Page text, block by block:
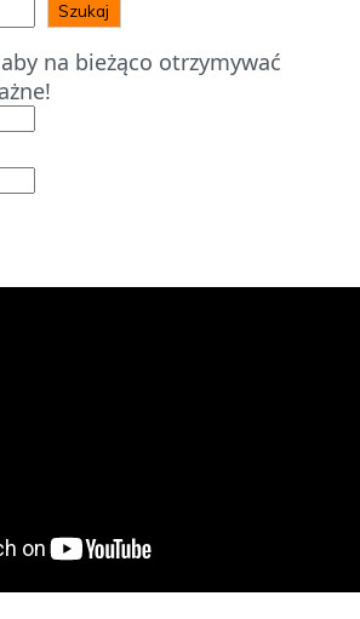
Szukaj
na bieżąco otrzymywać